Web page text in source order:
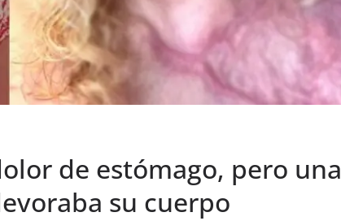
de estómago, pero una
su cuerpo